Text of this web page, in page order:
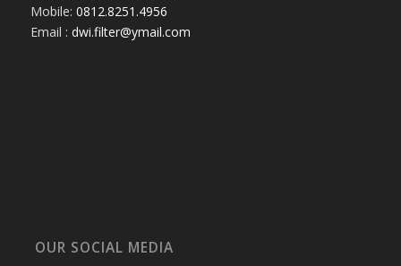
Mobile: 0812.8251.4956
Email : dwi.filter@ymail.com
OUR SOCIAL MEDIA